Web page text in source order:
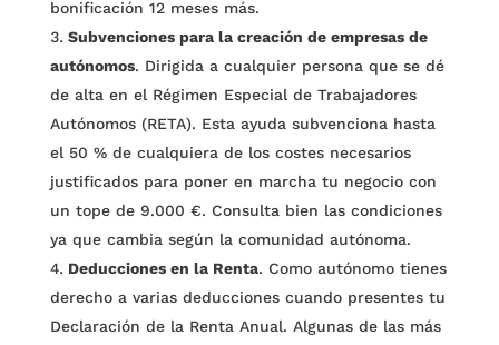
bonificación 12 meses más.
Subvenciones para la creación de empresas de
autónomos. Dirigida a cualquier persona que se dé
de alta en el Régimen Especial de Trabajadores
Autónomos (RETA). Esta ayuda subvenciona hasta
el 50 % de cualquiera de los costes necesarios
justificados para poner en marcha tu negocio con
un tope de 9.000 €. Consulta bien las condiciones
ya que cambia según la comunidad autónoma.
Deducciones en la Renta. Como autónomo tienes
derecho a varias deducciones cuando presentes tu
Declaración de la Renta Anual. Algunas de las más